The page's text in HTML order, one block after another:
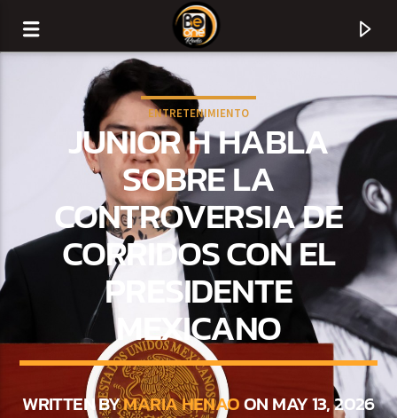
CURRENT TRACK
TITLE
ENTRETENIMIENTO
JUNIOR H HABLA
SOBRE LA
CONTROVERSIA DE
CORRIDOS CON EL
PRESIDENTE
MEXICANO
WRITTEN BYMARIA HENAOON MAY 13, 2026